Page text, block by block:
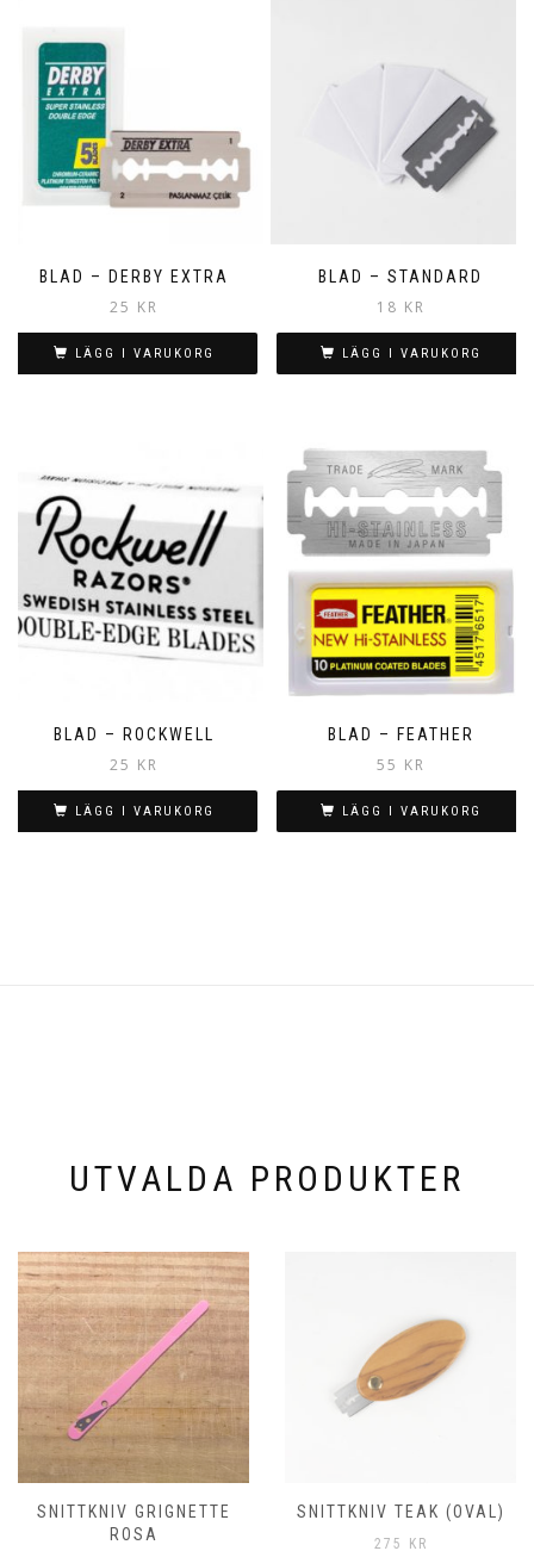
BLAD – DERBY EXTRA
25 KR
LÄGG I VARUKORG
BLAD – STANDARD
18 KR
LÄGG I VARUKORG
BLAD – ROCKWELL
25 KR
LÄGG I VARUKORG
BLAD – FEATHER
55 KR
LÄGG I VARUKORG
UTVALDA PRODUKTER
SNITTKNIV GRIGNETTE
ROSA
SNITTKNIV TEAK (OVAL)
275 KR